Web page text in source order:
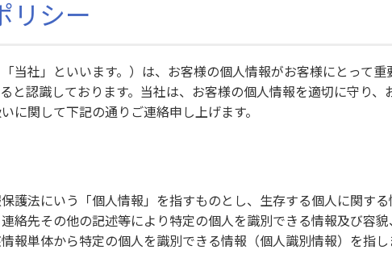
リシー
当社」といいます。）は、お客様の個人情報がお客様にとって
と認識しております。当社は、お客様の個人情報を適切に守り、
に関して下記の通りご連絡申し上げます。
護法にいう「個人情報」を指すものとし、生存する個人に関す
絡先その他の記述等により特定の個人を識別できる情報及び容
報単体から特定の個人を識別できる情報（個人識別情報）を指し